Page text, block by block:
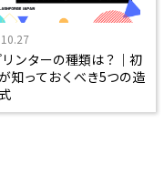
ンターの種類は？｜初
知っておくべき5つの造